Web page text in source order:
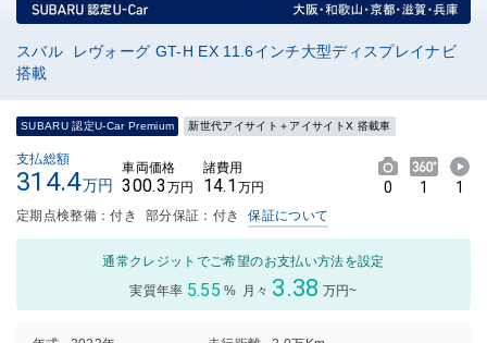
スバル レヴォーグ GT-H EX 11.6インチ大型ディスプレイナビ
搭載
SUBARU 認定U-Car Premium 新世代アイサイト＋アイサイトX 搭載車
支払総額
314.4万円
車両価格
300.3 万円
諸費用
14.1 万円 0 1 1
定期点検整備：付き 部分保証：付き 保証について
通常クレジットでご希望のお支払い方法を設定
実質年率 5.55 % 月々 3.38 万円~